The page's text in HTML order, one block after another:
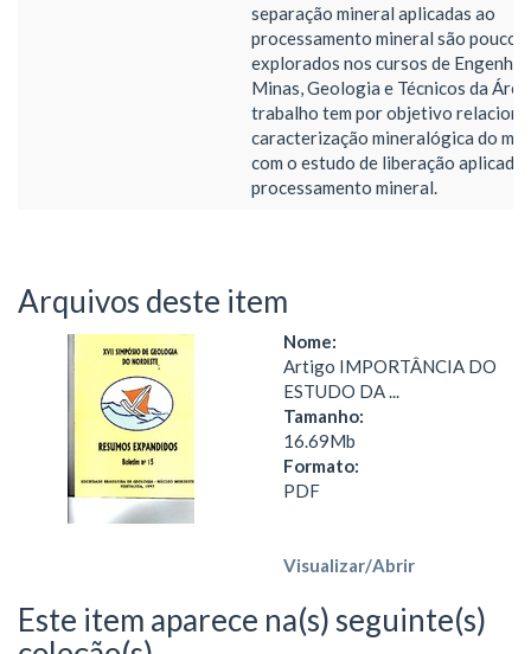
separação mineral aplicadas ao
processamento mineral são pouco
explorados nos cursos de
Minas, Geologia e Técnicos da
trabalho tem por objetivo
caracterização mineralógica do
com o estudo de liberação aplicado
processamento mineral.
Arquivos deste item
Nome:
Artigo IMPORTÂNCIA DO
ESTUDO DA ...
Tamanho:
16.69Mb
Formato:
PDF
Visualizar/Abrir
Este item aparece na(s) seguinte(s)